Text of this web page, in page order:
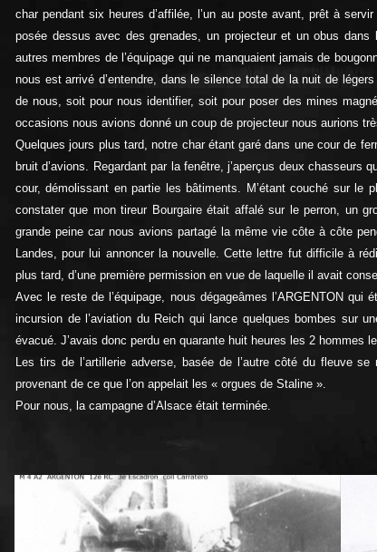
char pendant six heures d’affilée, l’un au poste avant, prêt à
posée dessus avec des grenades, un projecteur et un obus
autres membres de l’équipage qui ne manquaient jamais de
nous est arrivé d’entendre, dans le silence total de la nuit de
de nous, soit pour nous identifier, soit pour poser des mines
occasions nous avions donné un coup de projecteur nous aurions
Quelques jours plus tard, notre char étant garé dans une cour de
bruit d’avions. Regardant par la fenêtre, j’aperçus deux chasseurs
cour, démolissant en partie les bâtiments. M’étant couché sur
constater que mon tireur Bourgaire était affalé sur le perron, un
grande peine car nous avions partagé la même vie côte à côte
Landes, pour lui annoncer la nouvelle. Cette lettre fut difficile à
plus tard, d’une première permission en vue de laquelle il avait
Avec le reste de l’équipage, nous dégageâmes l’ARGENTON
incursion de l’aviation du Reich qui lance quelques bombes sur
évacué. J’avais donc perdu en quarante huit heures les 2 hommes
Les tirs de l’artillerie adverse, basée de l’autre côté du fleuve
provenant de ce que l’on appelait les « orgues de Staline ».
Pour nous, la campagne d’Alsace était terminée.